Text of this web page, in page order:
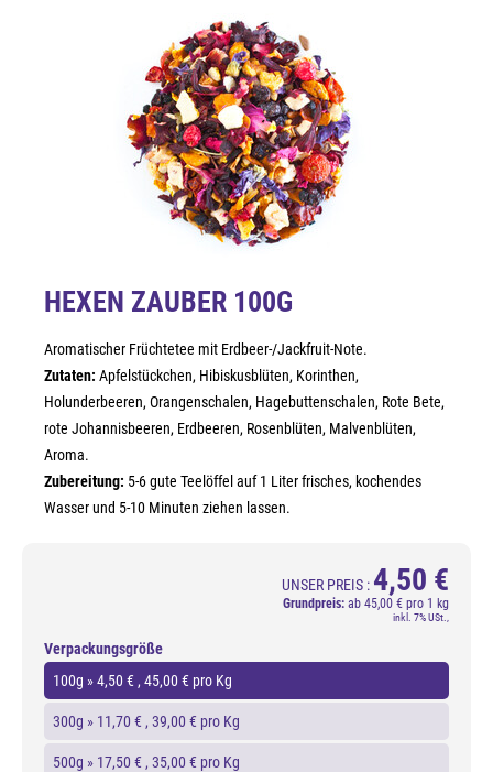
HEXEN ZAUBER 100G
Aromatischer Früchtetee mit Erdbeer-/Jackfruit-Note.
Zutaten: Apfelstückchen, Hibiskusblüten, Korinthen,
Holunderbeeren, Orangenschalen, Hagebuttenschalen, Rote Bete,
rote Johannisbeeren, Erdbeeren, Rosenblüten, Malvenblüten,
Aroma.
Zubereitung: 5-6 gute Teelöffel auf 1 Liter frisches, kochendes
Wasser und 5-10 Minuten ziehen lassen.
UNSER PREIS : 4,50 €
Grundpreis: ab 45,00 € pro 1 kg
inkl. 7% USt.,
Verpackungsgröße
100g »4,50 € , 45,00 € pro Kg
300g » 11,70 € , 39,00 € pro Kg
500g » 17,50 € , 35,00 € pro Kg